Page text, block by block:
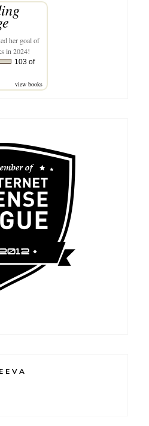
her goal of
in 2024!
103 of
view books